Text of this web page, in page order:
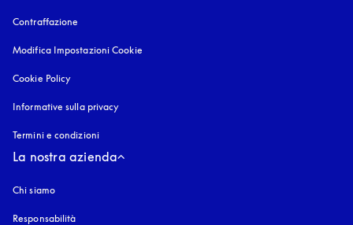
Contraffazione
Modifica Impostazioni Cookie
Cookie Policy
Informative sulla privacy
Termini e condizioni
La nostra azienda
Chi siamo
Responsabilità